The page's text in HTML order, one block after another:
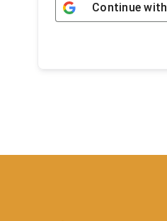
Continue with